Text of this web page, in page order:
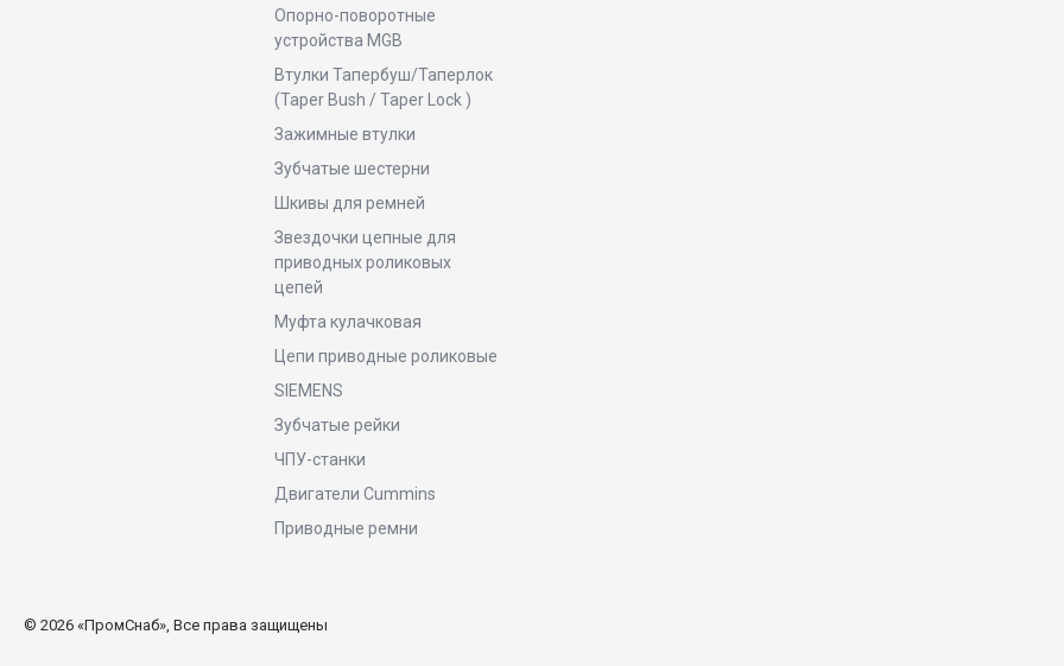
Опорно-поворотные
устройства MGB
Втулки Тапербуш/Таперлок
(Taper Bush / Taper Lock )
Зажимные втулки
Зубчатые шестерни
Шкивы для ремней
Звездочки цепные для
приводных роликовых
цепей
Муфта кулачковая
Цепи приводные роликовые
SIEMENS
Зубчатые рейки
ЧПУ-станки
Двигатели Cummins
Приводные ремни
© 2026 «ПромСнаб», Все права защищены